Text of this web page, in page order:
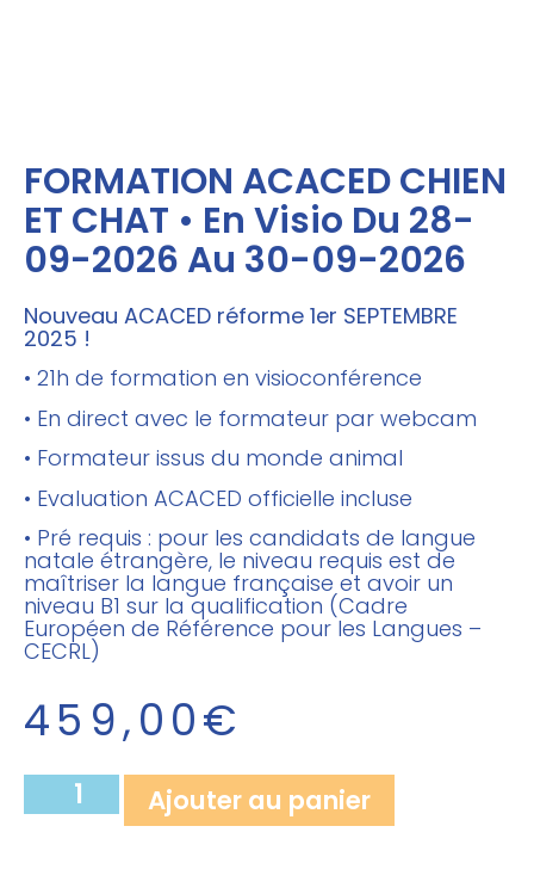
FORMATION ACACED CHIEN
ET CHAT • En Visio Du 28-
09-2026 Au 30-09-2026
Nouveau ACACED réforme 1er SEPTEMBRE
2025 !
• 21h de formation en visioconférence
• En direct avec le formateur par webcam
• Formateur issus du monde animal
• Evaluation ACACED officielle incluse
• Pré requis : pour les candidats de langue
natale étrangère, le niveau requis est de
maîtriser la langue française et avoir un
niveau B1 sur la qualification (Cadre
Européen de Référence pour les Langues –
CECRL)
459,00€
Ajouter au panier